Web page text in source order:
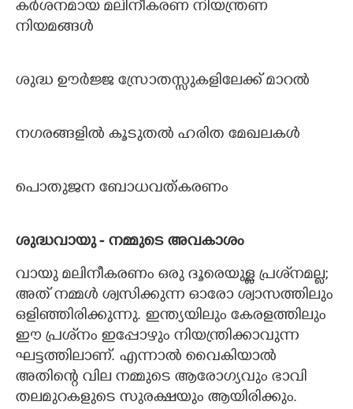
കര്‍ശനമായ മലിനീകരണ നിയന്ത്രണ
നിയമങ്ങള്‍
ശുദ്ധ ഊര്‍ജ്ജ സ്രോതസ്സുകളിലേക്ക് മാറല്‍
നഗരങ്ങളില്‍ കൂടുതല്‍ ഹരിത മേഖലകള്‍
പൊതുജന ബോധവത്കരണം
ശുദ്ധവായു - നമ്മുടെ അവകാശം
വായു മലിനീകരണം ഒരു ദൂരെയുള്ള പ്രശ്‌നമല്ല;
അത് നമ്മള്‍ ശ്വസിക്കുന്ന ഓരോ ശ്വാസത്തിലും
ഒളിഞ്ഞിരിക്കുന്നു. ഇന്ത്യയിലും കേരളത്തിലും
ഈ പ്രശ്‌നം ഇപ്പോഴും നിയന്ത്രിക്കാവുന്ന
ഘട്ടത്തിലാണ്. എന്നാല്‍ വൈകിയാല്‍
അതിന്റെ വില നമ്മുടെ ആരോഗ്യവും ഭാവി
തലമുറകളുടെ സുരക്ഷയും ആയിരിക്കും.
Copy Link